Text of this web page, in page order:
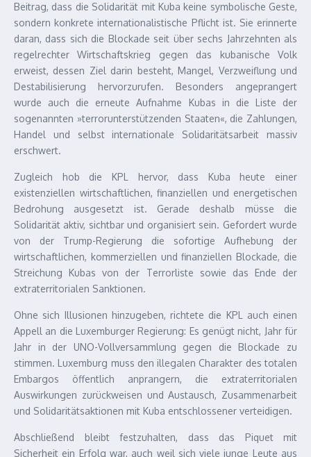
Beitrag, dass die Solidarität mit Kuba keine symbolische Geste,
sondern konkrete internationalistische Pflicht ist. Sie erinnerte
daran, dass sich die Blockade seit über sechs Jahrzehnten als
regelrechter Wirtschaftskrieg gegen das kubanische Volk
erweist, dessen Ziel darin besteht, Mangel, Verzweiflung und
Destabilisierung hervorzurufen. Besonders angeprangert
wurde auch die erneute Aufnahme Kubas in die Liste der
sogenannten »terrorunterstützenden Staaten«, die Zahlungen,
Handel und selbst internationale Solidaritätsarbeit massiv
erschwert.
Zugleich hob die KPL hervor, dass Kuba heute einer
existenziellen wirtschaftlichen, finanziellen und energetischen
Bedrohung ausgesetzt ist. Gerade deshalb müsse die
Solidarität aktiv, sichtbar und organisiert sein. Gefordert wurde
von der Trump-Regierung die sofortige Aufhebung der
wirtschaftlichen, kommerziellen und finanziellen Blockade, die
Streichung Kubas von der Terrorliste sowie das Ende der
extraterritorialen Sanktionen.
Ohne sich Illusionen hinzugeben, richtete die KPL auch einen
Appell an die Luxemburger Regierung: Es genügt nicht, Jahr für
Jahr in der UNO-Vollversammlung gegen die Blockade zu
stimmen. Luxemburg muss den illegalen Charakter des totalen
Embargos öffentlich anprangern, die extraterritorialen
Auswirkungen zurückweisen und Austausch, Zusammenarbeit
und Solidaritätsaktionen mit Kuba entschlossener verteidigen.
Abschließend bleibt festzuhalten, dass das Piquet mit
Sicherheit ein Erfolg war, auch weil sich viele junge Leute aus